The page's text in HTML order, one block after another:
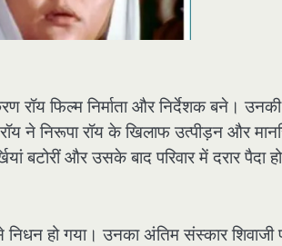
फिल्म निर्माता और निर्देशक बने।
ने निरूपा रॉय के खिलाफ उत्पीड़न और
बटोरीं और उसके बाद परिवार में दरार पैदा
हो गया। उनका अंतिम संस्कार शिवाजी